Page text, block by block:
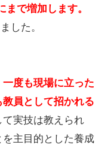
で増加します。
した。
一度も現場に立った
員として招かれる
て実技は教えられ
主目的とした養成